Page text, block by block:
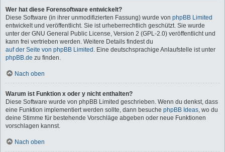
Wer hat diese Forensoftware entwickelt?
Diese Software (in ihrer unmodifizierten Fassung) wurde von phpBB Limited
entwickelt und veröffentlicht. Sie ist urheberrechtlich geschützt. Sie wurde
unter der GNU General Public License, Version 2 (GPL-2.0) veröffentlicht und
kann frei vertrieben werden. Weitere Details findest du
auf der Seite von phpBB Limited . Eine deutschsprachige Anlaufstelle ist unter
phpBB.de zu finden.
Nach oben
Warum ist Funktion x oder y nicht enthalten?
Diese Software wurde von phpBB Limited geschrieben. Wenn du denkst, dass
eine Funktion implementiert werden sollte, dann besuche phpBB Ideas, wo du
deine Stimme für bestehende Vorschläge abgeben oder neue Funktionen
vorschlagen kannst.
Nach oben